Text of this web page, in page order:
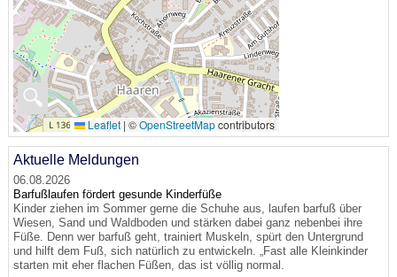
🔍
Leaflet | ©OpenStreetMapcontributors
Aktuelle Meldungen
06.08.2026
Barfußlaufen fördert gesunde Kinderfüße
Kinder ziehen im Sommer gerne die Schuhe aus, laufen barfuß über
Wiesen, Sand und Waldboden und stärken dabei ganz nebenbei ihre
Füße. Denn wer barfuß geht, trainiert Muskeln, spürt den Untergrund
und hilft dem Fuß, sich natürlich zu entwickeln. „Fast alle Kleinkinder
starten mit eher flachen Füßen, das ist völlig normal.